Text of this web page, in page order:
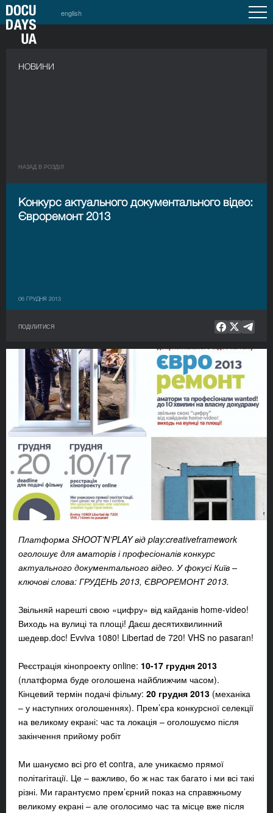
english
НОВИНИ
НАЗАД В РОЗДIЛ
Конкурс актуального документального відео:
Євроремонт 2013
06 ГРУДНЯ 2013
ПОДІЛИТИСЯ
Платформа SHOOT’N’PLAY від play:creativeframework
оголошує для аматорів і професіоналів конкурс
актуального документального відео. У фокусі Київ –
ключові слова: ГРУДЕНЬ 2013, ЄВРОРЕМОНТ 2013.
Звільняй нарешті свою «цифру» від кайданів home-video!
Виходь на вулиці та площі! Даєш десятихвилинний
шедевр.doc! Evviva 1080! Libertad de 720! VHS no pasaran!
Реєстрація кінопроекту online: 10-17 грудня 2013
(платформа буде оголошена найближчим часом).
Кінцевий термін подачі фільму: 20 грудня 2013 (механіка
– у наступних оголошеннях). Прем’єра конкурсної селекції
на великому екрані: час та локація – оголошуємо після
закінчення прийому робіт
Ми шануємо всі pro et contra, але уникаємо прямої
політагітації. Це – важливо, бо ж нас так багато і ми всі такі
різні. Ми гарантуємо прем’єрний показ на справжньому
великому екрані – але оголосимо час та місце вже після